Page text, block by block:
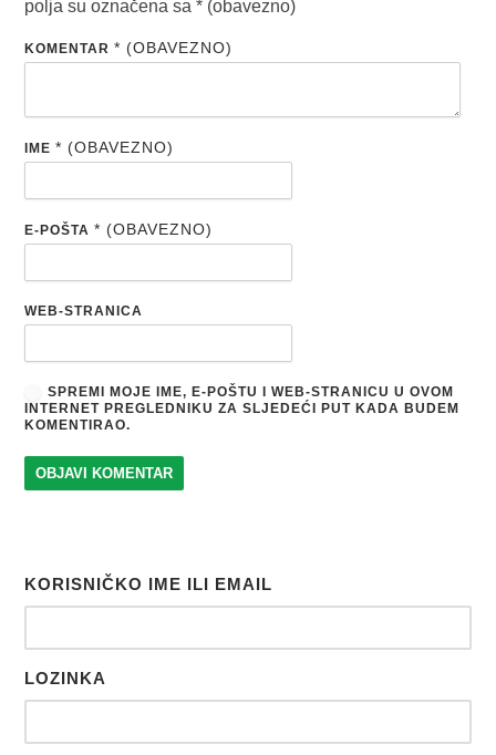
polja su označena sa* (obavezno)
KOMENTAR* (OBAVEZNO)
IME* (OBAVEZNO)
E-POŠTA* (OBAVEZNO)
WEB-STRANICA
SPREMI MOJE IME, E-POŠTU I WEB-STRANICU U OVOM
INTERNET PREGLEDNIKU ZA SLJEDEĆI PUT KADA BUDEM
KOMENTIRAO.
KORISNIČKO IME ILI EMAIL
LOZINKA